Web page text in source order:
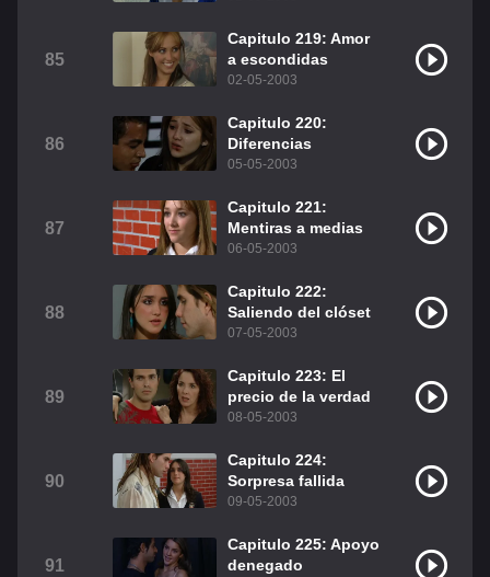
85
Capitulo 219: Amor
a escondidas
02-05-2003
86
Capitulo 220:
Diferencias
05-05-2003
87
Capitulo 221:
Mentiras a medias
06-05-2003
88
Capitulo 222:
Saliendo del clóset
07-05-2003
89
Capitulo 223: El
precio de la verdad
08-05-2003
90
Capitulo 224:
Sorpresa fallida
09-05-2003
91
Capitulo 225: Apoyo
denegado